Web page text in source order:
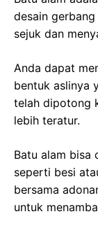
desain
sejuk dan
Anda dapat
bentuk aslinya
telah dipotong
lebih teratur.
Batu alam bisa
seperti besi
bersama
untuk